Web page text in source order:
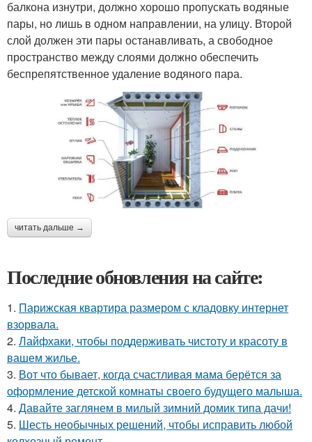
балкона изнутри, должно хорошо пропускать водяные
пары, но лишь в одном направлении, на улицу. Второй
слой должен эти пары останавливать, а свободное
пространство между слоями должно обеспечить
беспрепятственное удаление водяного пара.
читать дальше →
Последние обновления на сайте:
1. Парижская квартира размером с кладовку интернет
взорвала.
2. Лайфхаки, чтобы поддерживать чистоту и красоту в
вашем жилье.
3. Вот что бывает, когда счастливая мама берётся за
оформление детской комнаты своего будущего малыша.
4. Давайте заглянем в милый зимний домик типа дачи!
5. Шесть необычных решений, чтобы исправить любой